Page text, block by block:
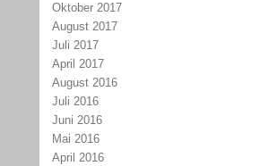
Oktober 2017
August 2017
Juli 2017
April 2017
August 2016
Juli 2016
Juni 2016
Mai 2016
April 2016